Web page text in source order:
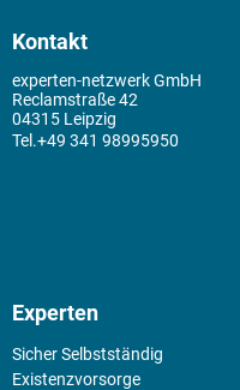
Kontakt
experten-netzwerk GmbH
Reclamstraße 42
04315 Leipzig
+49 341 98995950
Experten
Sicher Selbstständig
Existenz­vorsorge